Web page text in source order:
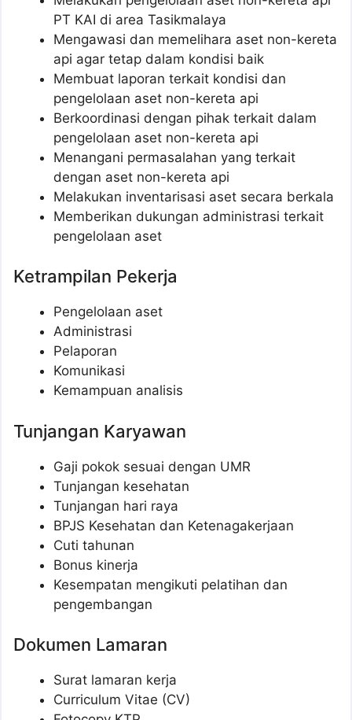
PT KAI di area Tasikmalaya
Mengawasi dan memelihara aset non-kereta
api agar tetap dalam kondisi baik
Membuat laporan terkait kondisi dan
pengelolaan aset non-kereta api
Berkoordinasi dengan pihak terkait dalam
pengelolaan aset non-kereta api
Menangani permasalahan yang terkait
dengan aset non-kereta api
Melakukan inventarisasi aset secara berkala
Memberikan dukungan administrasi terkait
pengelolaan aset
Ketrampilan Pekerja
Pengelolaan aset
Administrasi
Pelaporan
Komunikasi
Kemampuan analisis
Tunjangan Karyawan
Gaji pokok sesuai dengan UMR
Tunjangan kesehatan
Tunjangan hari raya
BPJS Kesehatan dan Ketenagakerjaan
Cuti tahunan
Bonus kinerja
Kesempatan mengikuti pelatihan dan
pengembangan
Dokumen Lamaran
Surat lamaran kerja
Curriculum Vitae (CV)